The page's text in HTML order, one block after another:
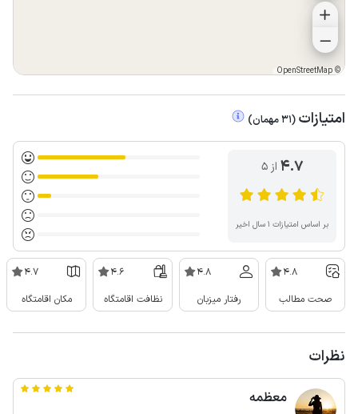
©
OpenStreetMap
امتیازات (
31مهمان)
4.7 از ۵
بر اساس امتیازات ۱ سال اخیر
4.8
صحت مطالب
4.8
رفتار میزبان
4.6
نظافت اقامتگاه
4.7
مکان اقامتگاه
نظرات
معظمه